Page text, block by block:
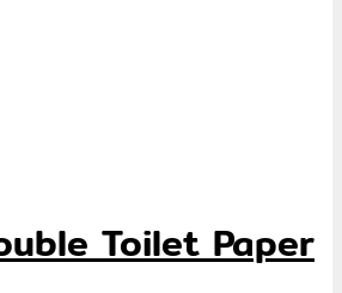
Toilet Paper